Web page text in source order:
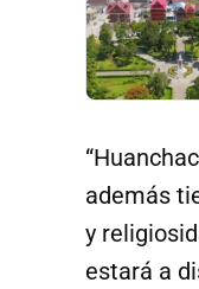
además
y
estará a